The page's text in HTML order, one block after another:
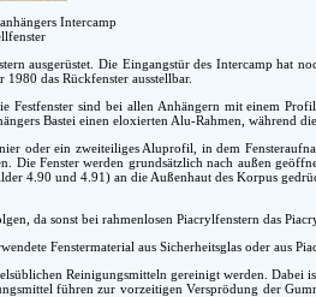
Intercamp
ausgerüstet. Die Eingangstür des Intercamp hat
das Rückfenster ausstellbar.
Festfenster sind bei allen Anhängern mit einem
Bastei einen eloxierten Alu-Rahmen, während
oder ein zweiteiliges Aluprofil, in dem
Die Fenster werden grundsätzlich nach außen
4.90 und 4.91) an die Außenhaut des Korpus
da sonst bei rahmenlosen Piacrylfenstern das
Fenstermaterial aus Sicherheitsglas oder aus
Reinigungsmitteln gereinigt werden.
führen zur vorzeitigen Versprödung der